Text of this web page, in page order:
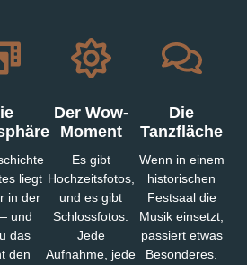
liegt
in der
und
das
den
Der Wow-
Moment
Es gibt
Hochzeitsfotos,
und es gibt
Schlossfotos.
Jede
Aufnahme, jede
Die
Tanzfläche
Wenn in einem
historischen
Festsaal die
Musik einsetzt,
passiert etwas
Besonderes.